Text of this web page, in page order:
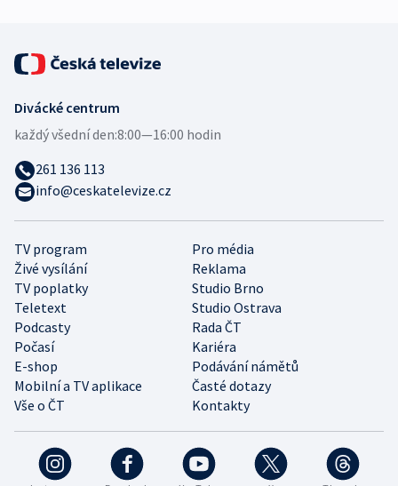
TV program
Pro média
Živé vysílání
Reklama
TV poplatky
Studio Brno
Teletext
Studio Ostrava
Podcasty
Rada ČT
Počasí
Kariéra
E-shop
Podávání námětů
Mobilní a TV aplikace
Časté dotazy
Vše o ČT
Kontakty
Divácké centrum
každý všední den:8:00—16:00 hodin
261 136 113
info@ceskatelevize.cz